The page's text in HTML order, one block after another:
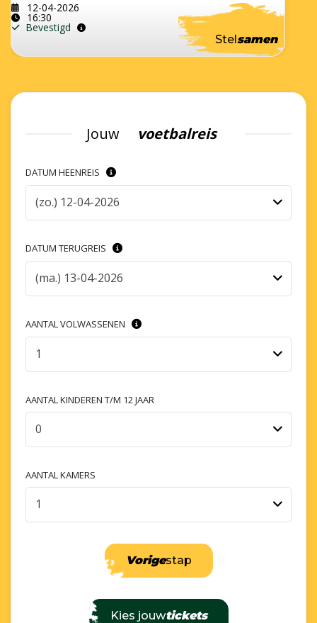
12-04-2026
16:30
Bevestigd
Stelsamen
Jouw voetbalreis
DATUM HEENREIS
(zo.) 12-04-2026
DATUM TERUGREIS
(ma.) 13-04-2026
AANTAL VOLWASSENEN
1
AANTAL KINDEREN T/M 12 JAAR
0
AANTAL KAMERS
1
Vorigestap
Kies jouwtickets